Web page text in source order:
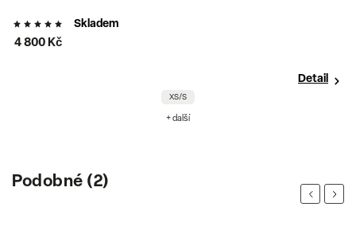
Skladem
4 800 Kč
Detail
XS/S
+ další
Podobné (2)
Previous
Next